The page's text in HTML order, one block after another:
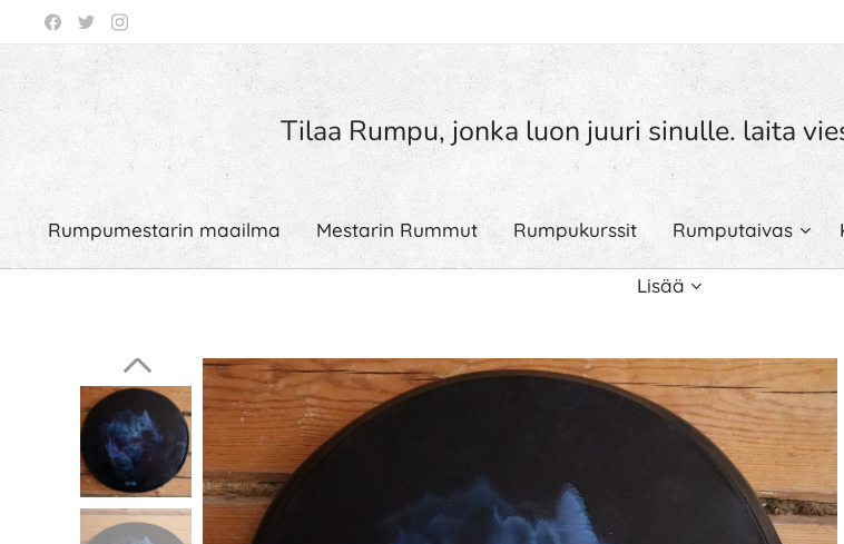
Tilaa Rumpu, jonka luon juuri sinulle. laita
Rumpumestarin maailma Mestarin Rummut Rumpukurssit Rumputaivas
Lisää